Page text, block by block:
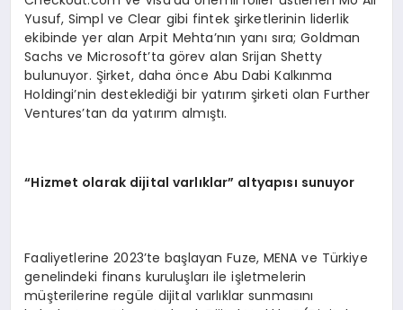
Yusuf, Simpl ve Clear gibi fintek şirketlerinin liderlik
ekibinde yer alan Arpit Mehta’nın yanı sıra; Goldman
Sachs ve Microsoft’ta görev alan Srijan Shetty
bulunuyor. Şirket, daha önce Abu Dabi Kalkınma
Holdingi’nin desteklediği bir yatırım şirketi olan Further
Ventures’tan da yatırım almıştı.
“Hizmet olarak dijital varlıklar” altyapısı sunuyor
Faaliyetlerine 2023’te başlayan Fuze, MENA ve Türkiye
genelindeki finans kuruluşları ile işletmelerin
müşterilerine regüle dijital varlıklar sunmasını